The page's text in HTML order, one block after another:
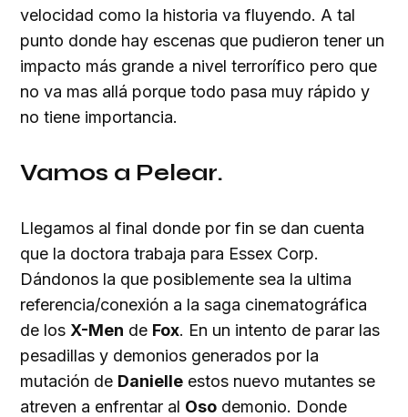
velocidad como la historia va fluyendo. A tal
punto donde hay escenas que pudieron tener un
impacto más grande a nivel terrorífico pero que
no va mas allá porque todo pasa muy rápido y
no tiene importancia.
Vamos a Pelear.
Llegamos al final donde por fin se dan cuenta
que la doctora trabaja para Essex Corp.
Dándonos la que posiblemente sea la ultima
referencia/conexión a la saga cinematográfica
de los X-Men de Fox. En un intento de parar las
pesadillas y demonios generados por la
mutación de Danielle estos nuevo mutantes se
atreven a enfrentar al Oso demonio. Donde